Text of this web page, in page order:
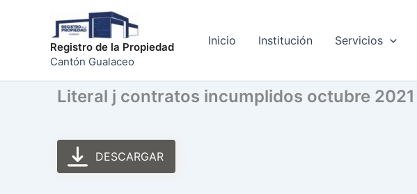
contenidoRegistro de la Propiedad
Cantón Gualaceo
Inicio Institución Servicios
Literal j contratos incumplidos octubre 2021
DESCARGAR